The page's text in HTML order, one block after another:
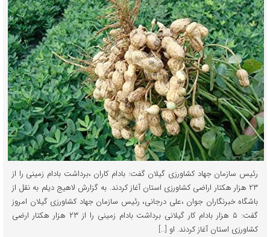
رئیس سازمان جهاد کشاورزی گیلان گفت: بادام کاران ،برداشت بادام زمینی را از
۲۳ هزار هکتار اراضی کشاورزی استان آغاز کردند. به گزارش لاهیج دیلم به نقل از
باشگاه خبرنگاران جوان ،علی درجانی، رئیس سازمان جهاد کشاورزی گیلان امروز
گفت: ۵ هزار بادام کار گیلانی برداشت بادام زمینی را از ۲۳ هزار هکتار ارضی
کشاورزی استان آغاز کردند. او […]